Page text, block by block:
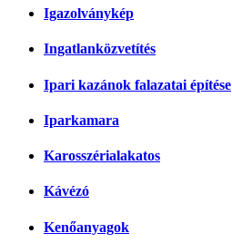
Igazolványkép
Ingatlanközvetítés
Ipari kazánok falazatai építése
Iparkamara
Karosszérialakatos
Kávézó
Kenőanyagok